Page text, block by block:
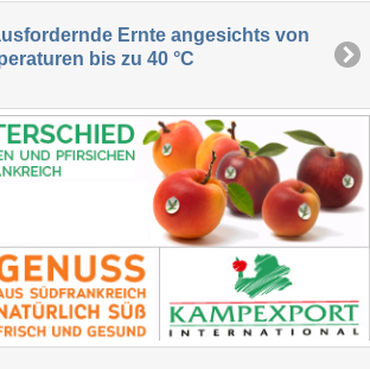
Ernte angesichts von
bis zu 40 °C